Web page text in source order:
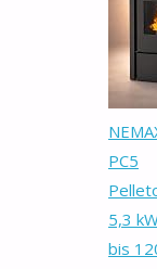
PC5
5,3
bis